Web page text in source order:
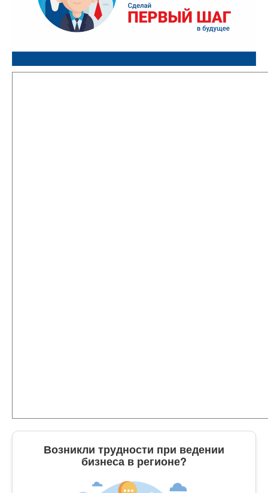
Возникли трудности при ведении
бизнеса в регионе?